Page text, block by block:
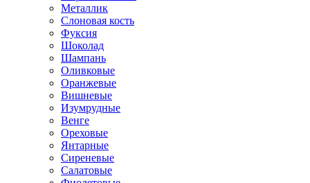
Металлик
Слоновая кость
Фуксия
Шоколад
Шампань
Оливковые
Оранжевые
Вишневые
Изумрудные
Венге
Ореховые
Янтарные
Сиреневые
Салатовые